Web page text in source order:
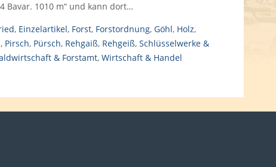
Bavar. 1010 m“ und kann dort…
, Einzelartikel, Forst, Forstordnung, Göhl, Holz,
, Pirsch, Pürsch, Rehgaiß, Rehgeiß, Schlüsselwerke &
& Forstamt, Wirtschaft & Handel